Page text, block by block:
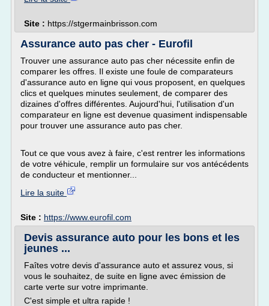
Site : https://stgermainbrisson.com
Assurance auto pas cher - Eurofil
Trouver une assurance auto pas cher nécessite enfin de
comparer les offres. Il existe une foule de comparateurs
d'assurance auto en ligne qui vous proposent, en quelques
clics et quelques minutes seulement, de comparer des
dizaines d'offres différentes. Aujourd'hui, l'utilisation d'un
comparateur en ligne est devenue quasiment indispensable
pour trouver une assurance auto pas cher.
Tout ce que vous avez à faire, c'est rentrer les informations
de votre véhicule, remplir un formulaire sur vos antécédents
de conducteur et mentionner...
Lire la suite
Site : https://www.eurofil.com
Devis assurance auto pour les bons et les
jeunes ...
Faîtes votre devis d'assurance auto et assurez vous, si
vous le souhaitez, de suite en ligne avec émission de
carte verte sur votre imprimante.
C'est simple et ultra rapide !